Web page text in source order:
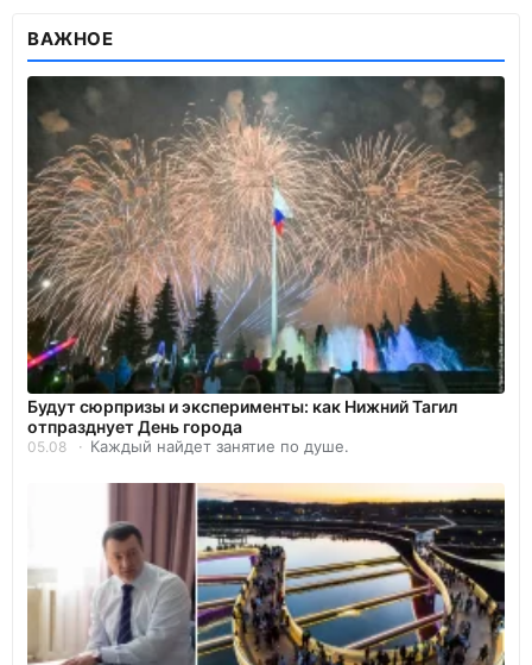
ВАЖНОЕ
Будут сюрпризы и эксперименты: как Нижний Тагил
отпразднует День города
05.08 Каждый найдет занятие по душе.